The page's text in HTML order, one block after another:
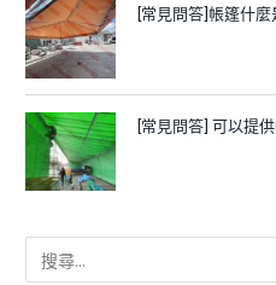
[常見問答]帳篷什麼
[常見問答] 可以提